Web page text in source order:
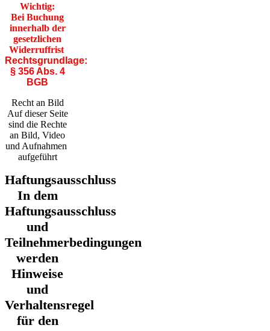
Wichtig:
Bei Buchung
innerhalb der
gesetzlichen
Widerruffrist
Rechtsgrundlage:
§ 356 Abs. 4
BGB
Recht an Bild
Auf dieser Seite
sind die Rechte
an Bild, Video
und Aufnahmen
aufgeführt
Haftungsausschluss
In dem
Haftungsausschluss
und
Teilnehmerbedingungen
werden
Hinweise
und
Verhaltensregel
für den